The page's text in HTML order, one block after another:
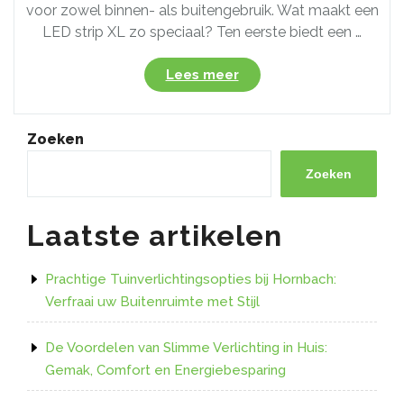
voor zowel binnen- als buitengebruik. Wat maakt een
LED strip XL zo speciaal? Ten eerste biedt een …
Lees meer“Krachtige
Verlichting
met
Strip
Zoeken
Zoeken
Laatste artikelen
Prachtige Tuinverlichtingsopties bij Hornbach:
Verfraai uw Buitenruimte met Stijl
De Voordelen van Slimme Verlichting in Huis:
Gemak, Comfort en Energiebesparing